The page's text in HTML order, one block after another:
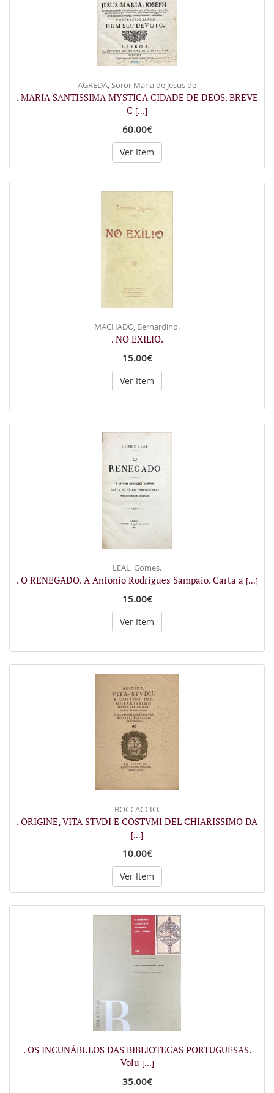
AGREDA, Soror Maria de Jesus de
. MARIA SANTISSIMA MYSTICA CIDADE DE DEOS. BREVE
C [...]
60.00€
Ver Item
MACHADO, Bernardino.
. NO EXILIO.
15.00€
Ver Item
LEAL, Gomes.
. O RENEGADO. A Antonio Rodrigues Sampaio. Carta a [...]
15.00€
Ver Item
BOCCACCIO.
. ORIGINE, VITA STVDI E COSTVMI DEL CHIARISSIMO DA
[...]
10.00€
Ver Item
. OS INCUNÁBULOS DAS BIBLIOTECAS PORTUGUESAS.
Volu [...]
35.00€